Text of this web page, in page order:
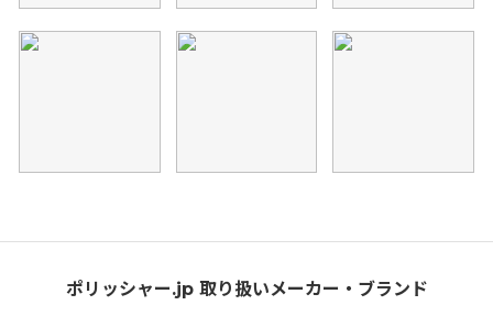
ポリッシャー.jp 取り扱いメーカー・ブランド